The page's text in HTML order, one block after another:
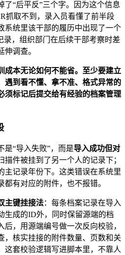
了“后平反”三个字。因为这个信息
抓取不到，录入员看懂了前半段
系统里该干部的履历中出现了一个
录，组织部门在后续干部考察时差
调查。
成本无论如何不能省。至少要建立
遇到看不懂、拿不准、格式异常的
须标记后提交给有经验的档案管理
是“导入失败”，而是导入成功但对
描件被挂到了另一个人的记录下；
主记录年份下。这类错误在系统里
有对应的附件，也不报错。
主键挂接法：每条档案记录在导入
生成的ID外，同时保留源端的档
，用源端编号做一次反向校验，
，核实挂接的附件数量、页数和关
这套校验逻辑写进脚本里，不靠人